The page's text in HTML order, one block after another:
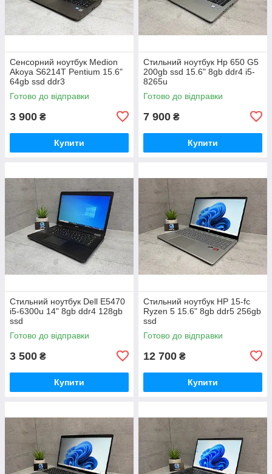
Сенсорний ноутбук Medion
Akoya S6214T Pentium 15.6"
64gb ssd ddr3
Готово до відправки
3 900 ₴
Купити
Стильний ноутбук Hp 650 G5
200gb ssd 15.6" 8gb ddr4 i5-
8265u
Готово до відправки
7 900 ₴
Купити
Стильний ноутбук Dell E5470
i5-6300u 14" 8gb ddr4 128gb
ssd
Готово до відправки
3 500 ₴
Купити
Стильний ноутбук HP 15-fc
Ryzen 5 15.6" 8gb ddr5 256gb
ssd
Готово до відправки
12 700 ₴
Купити